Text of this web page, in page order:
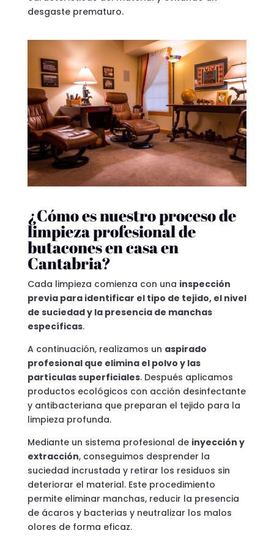
desgaste prematuro.
¿Cómo es nuestro proceso de
limpieza profesional de
butacones en casa en
Cantabria?
Cada limpieza comienza con una inspección
previa para identificar el tipo de tejido, el nivel
de suciedad y la presencia de manchas
específicas.
A continuación, realizamos un aspirado
profesional que elimina el polvo y las
partículas superficiales. Después aplicamos
productos ecológicos con acción desinfectante
y antibacteriana que preparan el tejido para la
limpieza profunda.
Mediante un sistema profesional de inyección y
extracción, conseguimos desprender la
suciedad incrustada y retirar los residuos sin
deteriorar el material. Este procedimiento
permite eliminar manchas, reducir la presencia
de ácaros y bacterias y neutralizar los malos
olores de forma eficaz.